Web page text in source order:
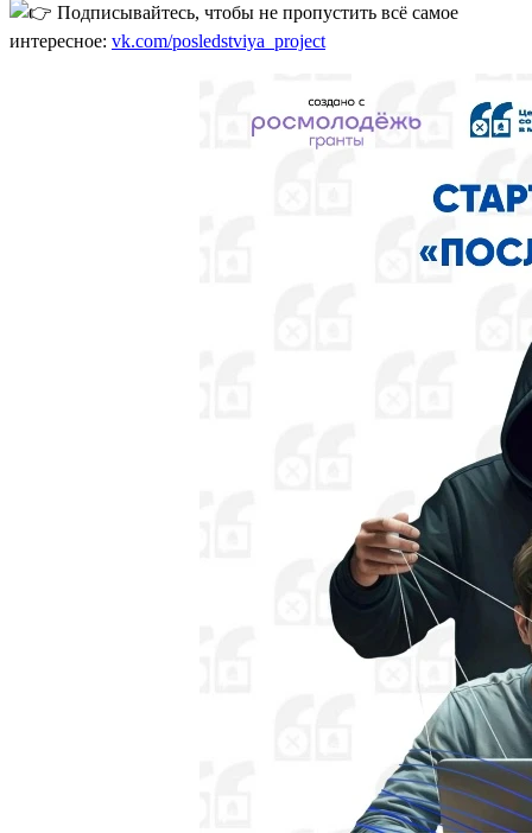
Подписывайтесь, чтобы не пропустить всё самое
интересное: vk.com/posledstviya_project